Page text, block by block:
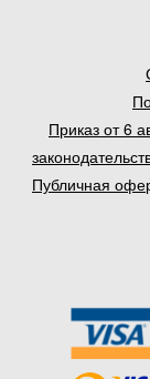
Приказ от 6
Публичная